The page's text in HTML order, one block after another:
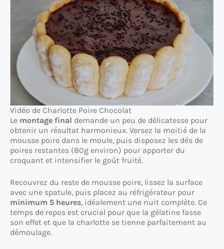
Vidéo de Charlotte Poire Chocolat
Le montage final demande un peu de délicatesse pour
obtenir un résultat harmonieux. Versez la moitié de la
mousse poire dans le moule, puis disposez les dés de
poires restantes (80g environ) pour apporter du
croquant et intensifier le goût fruité.
Recouvrez du reste de mousse poire, lissez la surface
avec une spatule, puis placez au réfrigérateur pour
minimum 5 heures, idéalement une nuit complète. Ce
temps de repos est crucial pour que la gélatine fasse
son effet et que la charlotte se tienne parfaitement au
démoulage.